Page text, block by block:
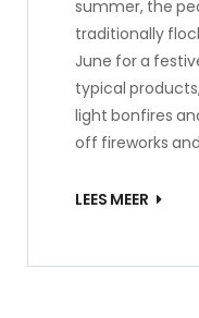
summer, the
traditionally
June for a
typical
light bonfires
off fireworks
LEES MEER